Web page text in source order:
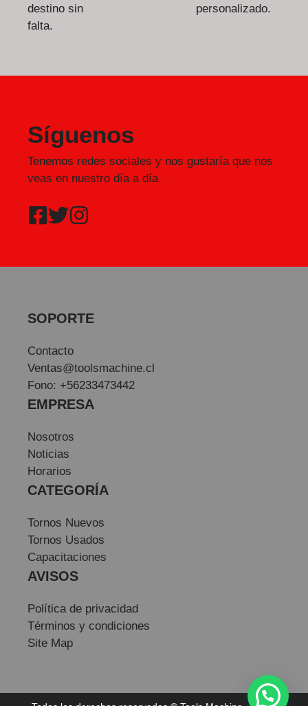
destino sin
falta.
personalizado.
Síguenos
Tenemos redes sociales y nos gustaría que nos
veas en nuestro día a día.
SOPORTE
Contacto
Ventas@toolsmachine.cl
Fono: +56233473442
EMPRESA
Nosotros
Noticias
Horarios
CATEGORÍA
Tornos Nuevos
Tornos Usados
Capacitaciones
AVISOS
Política de privacidad
Términos y condiciones
Site Map